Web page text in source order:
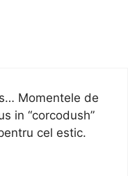
Momentele de
in “corcodush”
cel estic.